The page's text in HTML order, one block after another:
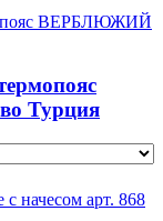
Турция